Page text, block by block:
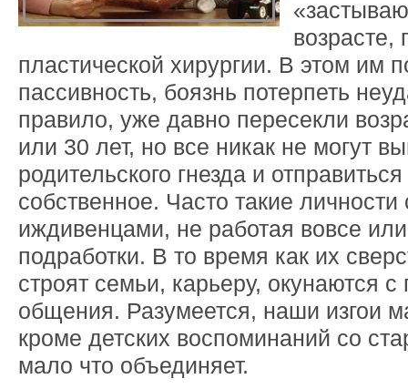
пластической хирургии. В этом им
пассивность, боязнь потерпеть
правило, уже давно пересекли
или 30 лет, но все никак не могут
родительского гнезда и
собственное. Часто такие личности
иждивенцами, не работая вовсе
подработки. В то время как их
строят семьи, карьеру, окунаются с
общения. Разумеется, наши изгои
кроме детских воспоминаний со
мало что объединяет.